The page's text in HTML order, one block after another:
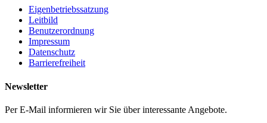
Eigenbetriebssatzung
Leitbild
Benutzerordnung
Impressum
Datenschutz
Barrierefreiheit
Newsletter
Per E-Mail informieren wir Sie über interessante Angebote.